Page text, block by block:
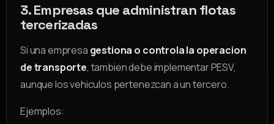
3. Empresas que administran flotas
tercerizadas
Si una empresa gestiona o controla la operacion
de transporte, tambien debe implementar PESV,
aunque los vehiculos pertenezcan a un tercero.
Ejemplos: